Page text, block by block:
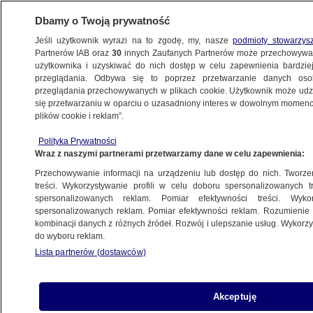
BIZNES
Z KRAJU
samochodu. Szykują się zmiany dla
kierowców
27.06.2019, 11:00
Udostępnij
Dbamy o Twoją prywatność
Jeśli użytkownik wyrazi na to zgodę, my, naszepodmioty
Partnerów IAB oraz30 innych Zaufanych Partnerów może
użytkownika i uzyskiwać do nich dostęp w celu zapewnienia
przeglądania. Odbywa się to poprzez przetwarzanie danych
przeglądania przechowywanych w plikach cookie. Użytkownik może
się przetwarzaniu w oparciu o uzasadniony interes w dowolnym
plików cookie i reklam”.
Polityka Prywatności
Wraz z naszymi partnerami przetwarzamy dane w celu zapewnienia:
Przechowywanie informacji na urządzeniu lub dostęp do nich.
treści. Wykorzystywanie profili w celu doboru spersonalizowanych
spersonalizowanych reklam. Pomiar efektywności treści.
spersonalizowanych reklam. Pomiar efektywności reklam.
kombinacji danych z różnych źródeł. Rozwój i ulepszanie usług.
do wyboru reklam.
Lista partnerów (dostawców)
Akceptuję